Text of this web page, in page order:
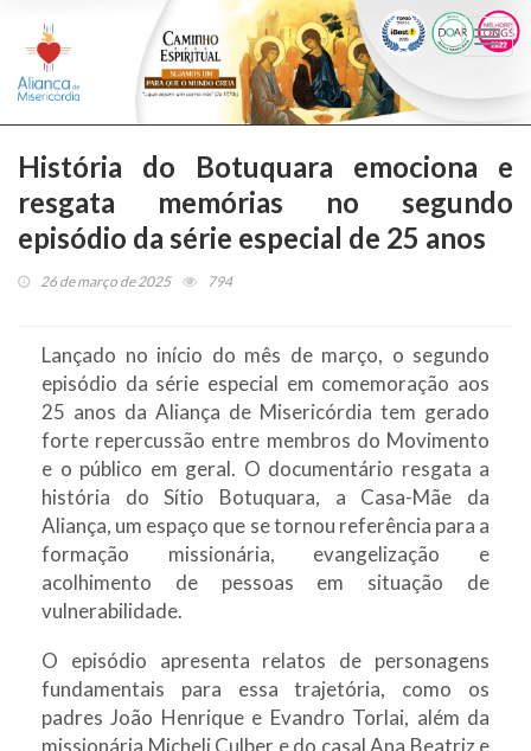
História do Botuquara emociona e
resgata memórias no segundo
episódio da série especial de 25 anos
26 de março de 2025 794
Lançado no início do mês de março, o segundo
episódio da série especial em comemoração aos
25 anos da Aliança de Misericórdia tem gerado
forte repercussão entre membros do Movimento
e o público em geral. O documentário resgata a
história do Sítio Botuquara, a Casa-Mãe da
Aliança, um espaço que se tornou referência para a
formação missionária, evangelização e
acolhimento de pessoas em situação de
vulnerabilidade.
O episódio apresenta relatos de personagens
fundamentais para essa trajetória, como os
padres João Henrique e Evandro Torlai, além da
missionária Micheli Culber e do casal Ana Beatriz e